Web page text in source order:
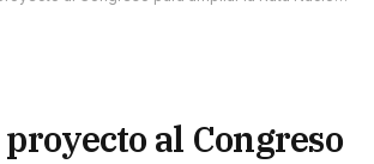
al Congreso